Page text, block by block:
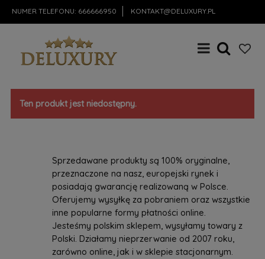
NUMER TELEFONU: 666666950 KONTAKT@DELUXURY.PL
Ten produkt jest niedostępny.
Sprzedawane produkty są 100% oryginalne,
przeznaczone na nasz, europejski rynek i
posiadają gwarancję realizowaną w Polsce.
Oferujemy wysyłkę za pobraniem oraz wszystkie
inne popularne formy płatności online.
Jesteśmy polskim sklepem, wysyłamy towary z
Polski. Działamy nieprzerwanie od 2007 roku,
zarówno online, jak i w sklepie stacjonarnym.